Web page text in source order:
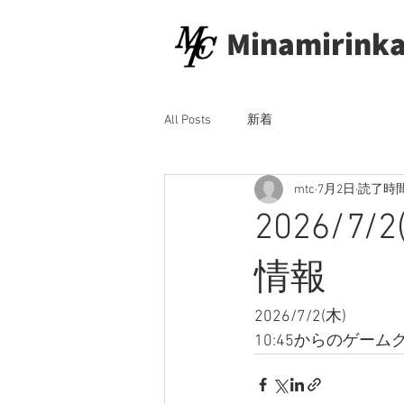
All Posts 新着
2026/7/
情報
mtc 7月2日 読了時
2026/7/2(木)
10:45からのゲーム